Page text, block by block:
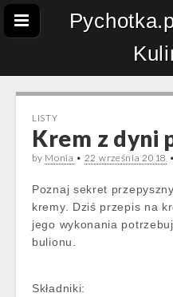
LISTY
Krem z dyni
by Monia • 22 września 2018
Poznaj sekret
kremy. Dziś przepis na
jego wykonania
bulionu.
Składniki: